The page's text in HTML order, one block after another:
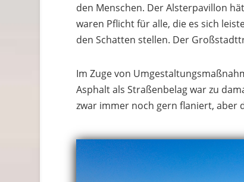
den Menschen. Der Alsterpavillon
waren Pflicht für alle, die es sich
den Schatten stellen. Der
Im Zuge von
Asphalt als Straßenbelag war zu
zwar immer noch gern flaniert, aber